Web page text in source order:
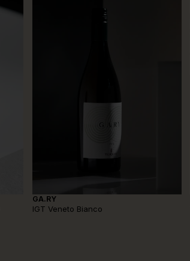
GA.RY
IGT Veneto Bianco